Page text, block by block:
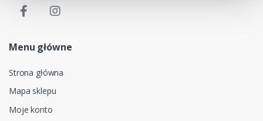
Menu główne
Strona główna
Mapa sklepu
Moje konto